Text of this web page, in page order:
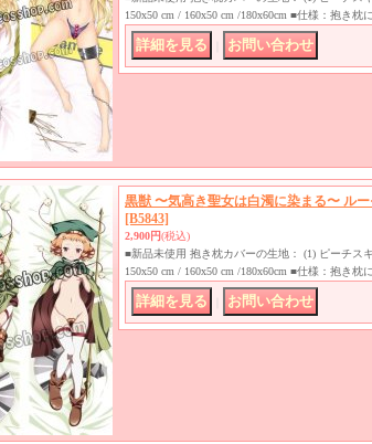
150x50 cm / 160x50 cm /180x60cm ■仕様：抱き枕
黒獣 〜気高き聖女は白濁に染まる〜 ル
[B5843]
2,900円(税込)
■新品未使用 抱き枕カバーの生地： (1) ピーチス
150x50 cm / 160x50 cm /180x60cm ■仕様：抱き枕